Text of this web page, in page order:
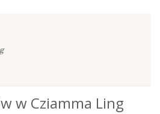
w Cziamma Ling